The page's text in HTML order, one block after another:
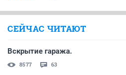
СЕЙЧАС ЧИТАЮТ
Вскрытие гаража.
8577 63